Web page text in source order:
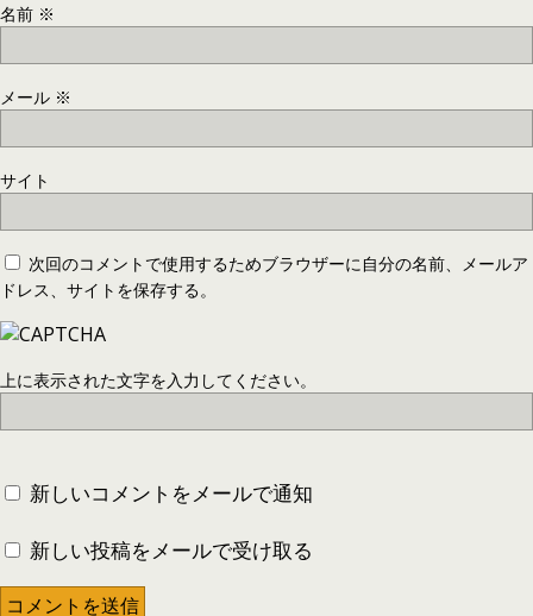
名前 ※
メール ※
サイト
次回のコメントで使用するためブラウザーに自分の名前、メールア
ドレス、サイトを保存する。
上に表示された文字を入力してください。
新しいコメントをメールで通知
新しい投稿をメールで受け取る